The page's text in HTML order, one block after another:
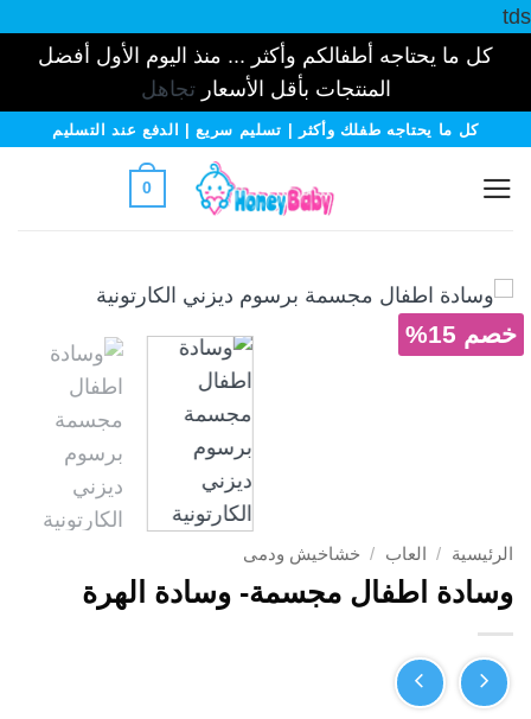
tds
كل ما يحتاجه أطفالكم وأكثر ... منذ اليوم الأول أفضل
المنتجات بأقل الأسعارتجاهل
تخطيكل ما يحتاجه طفلك وأكثر | تسليم سريع | الدفع عند التسليم
0
خصم 15%
الرئيسية / العاب / خشاخيش ودمى
وسادة اطفال مجسمة- وسادة الهرة